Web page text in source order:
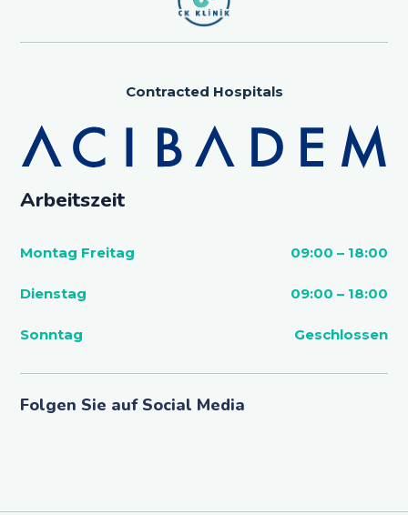
Contracted Hospitals
Arbeitszeit
Montag Freitag 09:00 – 18:00
Dienstag 09:00 – 18:00
Sonntag Geschlossen
Folgen Sie auf Social Media